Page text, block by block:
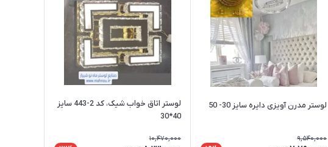
لوستر مدرن آویزی دایره سایز 30- 50
9,540,000
لوستر اتاق خواب شیک، کد 2-443 سایز
40*30
10,470,000